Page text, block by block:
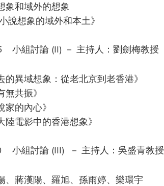
象和域外的想象
說想象的域外和本土》
小組討論 (II) － 主持人：劉劍梅教授
的異域想象：從老北京到老香港》
共振》
的內心》
陸電影中的香港想象》
小組討論 (III) － 主持人：吳盛青教授
、蔣漢陽、羅旭、孫雨婷、樂環宇